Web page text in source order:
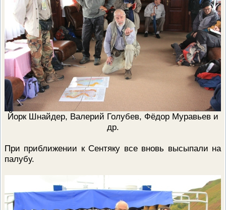
Йорк Шнайдер, Валерий Голубев, Фёдор Муравьев и
др.
При приближении к Сентяку все вновь высыпали на
палубу.